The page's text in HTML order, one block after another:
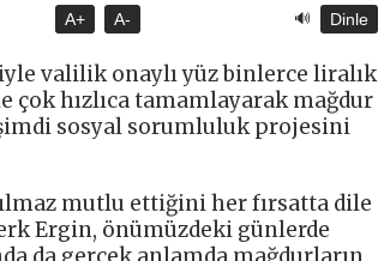
A+ A- 🔊 Dinle
valilik onaylı yüz binlerce liralık
hızlıca tamamlayarak mağdur
sosyal sorumluluk projesini
mutlu ettiğini her fırsatta dile
Ergin, önümüzdeki günlerde
da gerçek anlamda mağdurların